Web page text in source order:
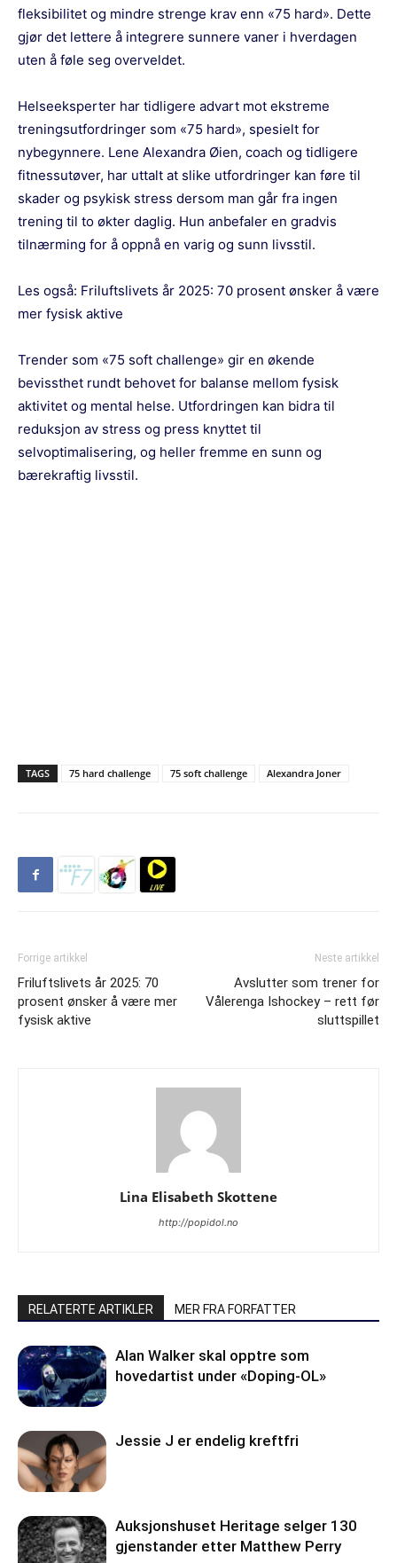
fleksibilitet og mindre strenge krav enn «75 hard». Dette
gjør det lettere å integrere sunnere vaner i hverdagen
uten å føle seg overveldet.
Helseeksperter har tidligere advart mot ekstreme
treningsutfordringer som «75 hard», spesielt for
nybegynnere. Lene Alexandra Øien, coach og tidligere
fitnessutøver, har uttalt at slike utfordringer kan føre til
skader og psykisk stress dersom man går fra ingen
trening til to økter daglig. Hun anbefaler en gradvis
tilnærming for å oppnå en varig og sunn livsstil.
Les også: Friluftslivets år 2025: 70 prosent ønsker å være
mer fysisk aktive
Trender som «75 soft challenge» gir en økende
bevissthet rundt behovet for balanse mellom fysisk
aktivitet og mental helse. Utfordringen kan bidra til
reduksjon av stress og press knyttet til
selvoptimalisering, og heller fremme en sunn og
bærekraftig livsstil.
TAGS 75 hard challenge 75 soft challenge Alexandra Joner
Forrige artikkel
Friluftslivets år 2025: 70
prosent ønsker å være mer
fysisk aktive
Neste artikkel
Avslutter som trener for
Vålerenga Ishockey – rett før
sluttspillet
Lina Elisabeth Skottene
http://popidol.no
RELATERTE ARTIKLER MER FRA FORFATTER
Alan Walker skal opptre som
hovedartist under «Doping-OL»
Jessie J er endelig kreftfri
Auksjonshuset Heritage selger 130
gjenstander etter Matthew Perry